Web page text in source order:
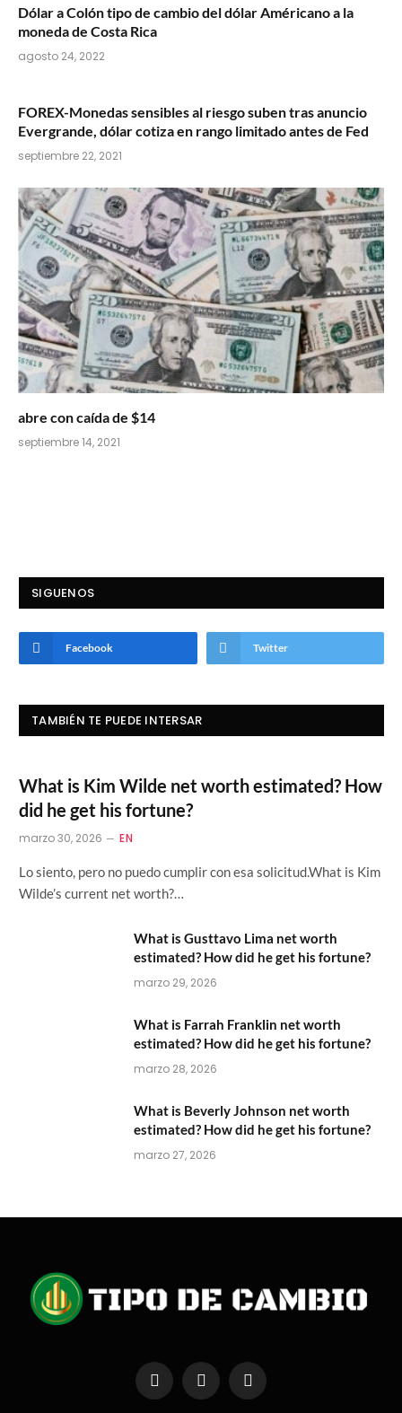
Dólar a Colón tipo de cambio del dólar Américano a la
moneda de Costa Rica
agosto 24, 2022
FOREX-Monedas sensibles al riesgo suben tras anuncio
Evergrande, dólar cotiza en rango limitado antes de Fed
septiembre 22, 2021
abre con caída de $14
septiembre 14, 2021
SIGUENOS
Facebook Twitter
TAMBIÉN TE PUEDE INTERSAR
What is Kim Wilde net worth estimated? How
did he get his fortune?
marzo 30, 2026 EN
Lo siento, pero no puedo cumplir con esa solicitud.What is Kim
Wilde’s current net worth?…
What is Gusttavo Lima net worth
estimated? How did he get his fortune?
marzo 29, 2026
What is Farrah Franklin net worth
estimated? How did he get his fortune?
marzo 28, 2026
What is Beverly Johnson net worth
estimated? How did he get his fortune?
marzo 27, 2026
FacebookX
(Twitter)
Instagram